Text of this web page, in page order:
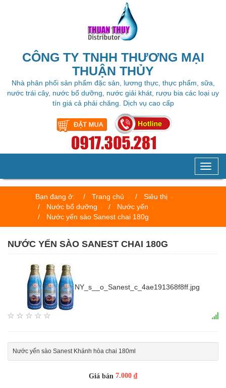
CÔNG TY TNHH THƯƠNG MẠI
THUẬN THỦY
Nhà phân phối sản phẩm đặc sản, lương thực, thực phẩm, sữa,
nước trái cây, nước bổ dưỡng, nước giải khát, rượu bia các loại uy
tín giá cả phải chăng. Dịch vụ cao cấp
Bạn đang ở:
Trang chủ
Siêu thị
Nước bổ dưỡng
Nước yến
Nước yến sào Sanest chai 180g
NƯỚC YẾN SÀO SANEST CHAI 180G
NY_s__o_Sanest_c_4ae191368f8ff.jpg
Nước yến sào Sanest Khánh hòa chai 180ml
Giá bán 7.000 ₫